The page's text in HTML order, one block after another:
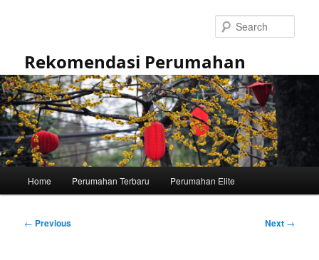
Rekomendasi Perumahan
Home Perumahan Terbaru Perumahan Elite
Post
← Previous Next →